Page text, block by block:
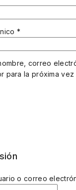
*
correo
para la próxima vez
o correo